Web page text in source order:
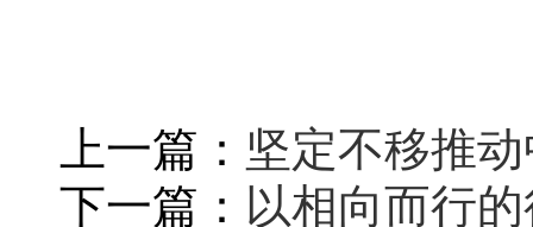
上一篇： 坚定不移推
下一篇： 以相向而行